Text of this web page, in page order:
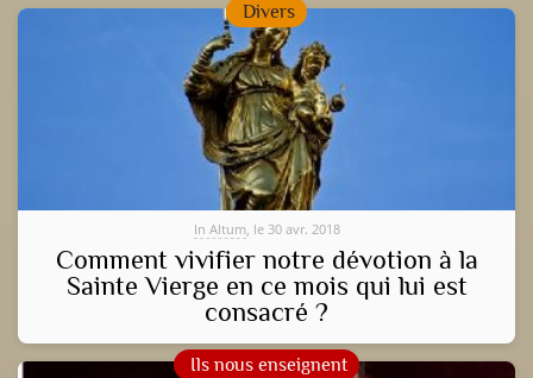
Divers
In Altum, le 30 avr. 2018
Comment vivifier notre dévotion à la
Sainte Vierge en ce mois qui lui est
consacré ?
Ils nous enseignent